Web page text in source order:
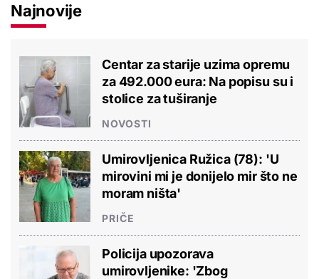
Najnovije
Centar za starije uzima opremu
za 492.000 eura: Na popisu su i
stolice za tuširanje
NOVOSTI
Umirovljenica Ružica (78): 'U
mirovini mi je donijelo mir što ne
moram ništa'
PRIČE
Policija upozorava
umirovljenike: 'Zbog